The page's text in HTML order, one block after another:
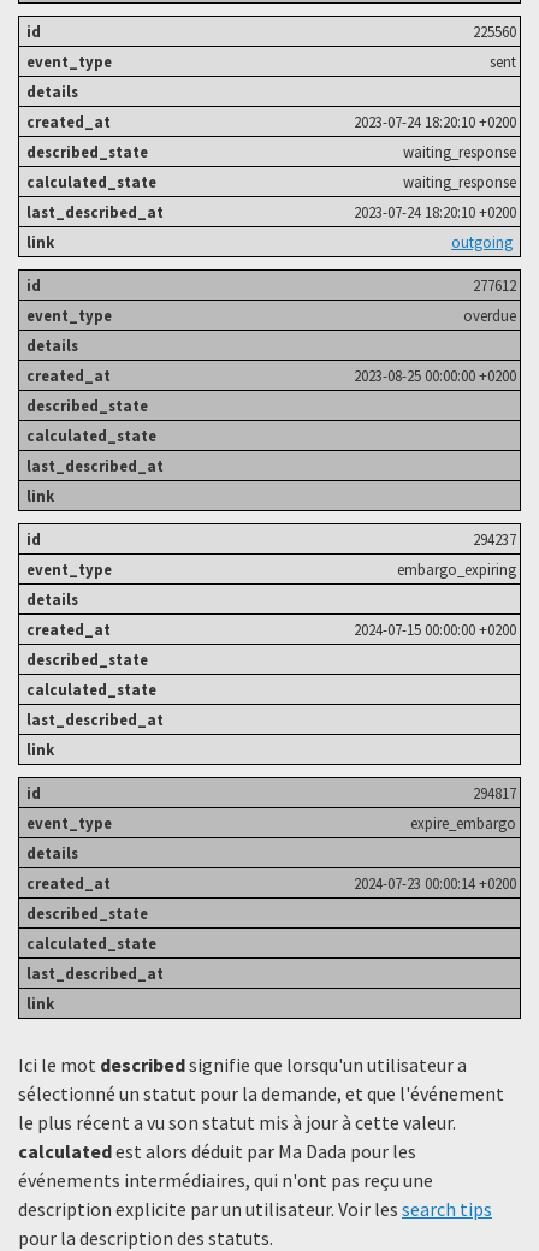
225560
sent
2023-07-24 18:20:10 +0200
waiting_response
waiting_response
2023-07-24 18:20:10 +0200
outgoing
277612
overdue
2023-08-25 00:00:00 +0200
294237
embargo_expiring
2024-07-15 00:00:00 +0200
294817
expire_embargo
2024-07-23 00:00:14 +0200
Ici le mot describedsignifie que lorsqu'un utilisateur a
sélectionné un statut ​​pour la demande, et que l'événement
le plus récent a vu son statut mis à jour à cette valeur.
calculatedest alors déduit par Ma Dada pour les
événements intermédiaires, qui n'ont pas reçu une
description explicite par un utilisateur. Voir les search tips
pour la description des statuts.